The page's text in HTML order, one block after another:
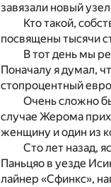
завязали новый
Кто такой,
посвящены тысячи
В тот день мы
Поначалу я думал,
стопроцентный
Очень сложно
случае Жерома
женщину и один из
Сто лет назад,
Паньцяо в уезде
лайнер «Сфинкс»,